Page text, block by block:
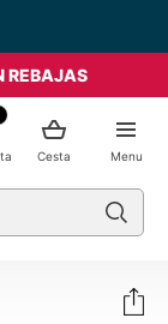
REBAJAS
Menu
Cesta